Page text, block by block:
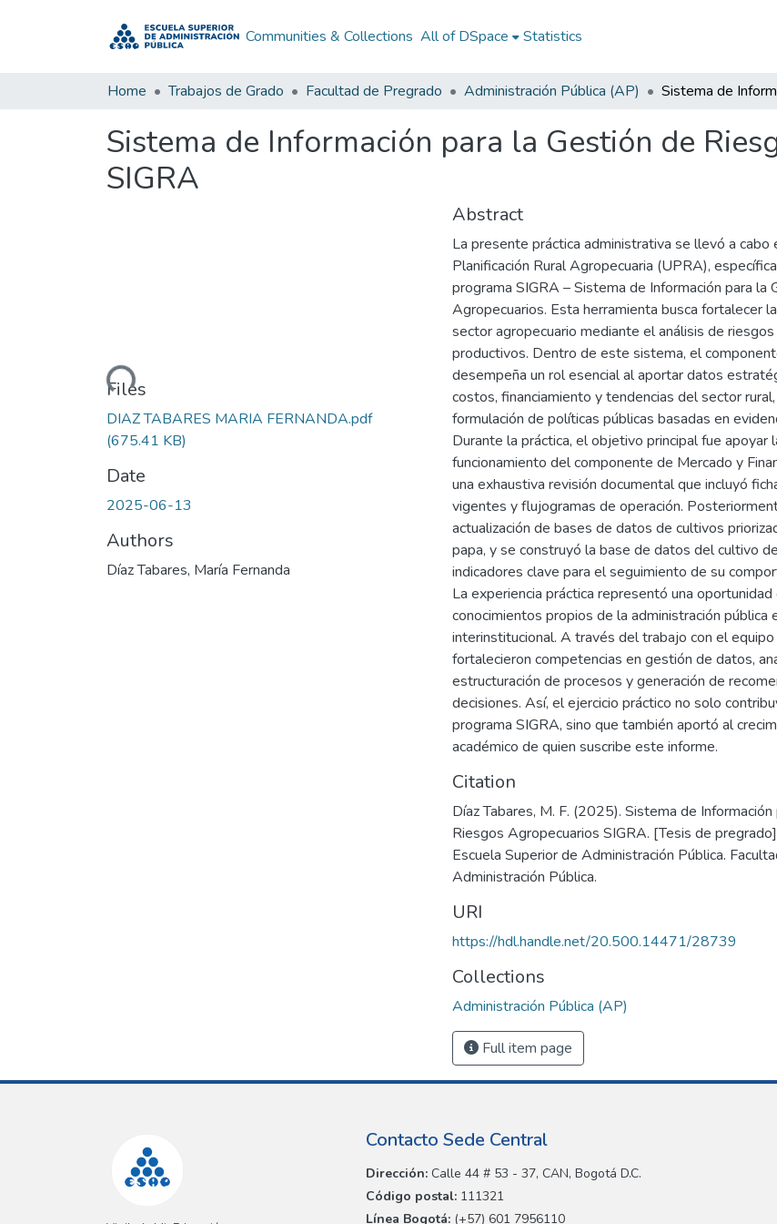
Communities & Collections All of DSpace Statistics
Home Trabajos de Grado Facultad de Pregrado Administración Pública (AP)
Sistema de Información para la Gestión de
SIGRA
Loading...
Files
DIAZ TABARES MARIA FERNANDA.pdf
(675.41 KB)
Date
2025-06-13
Authors
Díaz Tabares, María Fernanda
Abstract
La presente práctica administrativa se llevó a cabo
Planificación Rural Agropecuaria (UPRA),
programa SIGRA – Sistema de Información para la
Agropecuarios. Esta herramienta busca fortalecer
sector agropecuario mediante el análisis de
productivos. Dentro de este sistema, el
desempeña un rol esencial al aportar datos
costos, financiamiento y tendencias del sector
formulación de políticas públicas basadas en
Durante la práctica, el objetivo principal fue apoyar
funcionamiento del componente de Mercado y
una exhaustiva revisión documental que incluyó
vigentes y flujogramas de operación.
actualización de bases de datos de cultivos
papa, y se construyó la base de datos del cultivo
indicadores clave para el seguimiento de su
La experiencia práctica representó una
conocimientos propios de la administración pública
interinstitucional. A través del trabajo con el
fortalecieron competencias en gestión de datos,
estructuración de procesos y generación de
decisiones. Así, el ejercicio práctico no solo
programa SIGRA, sino que también aportó al
académico de quien suscribe este informe.
Citation
Díaz Tabares, M. F. (2025). Sistema de
Riesgos Agropecuarios SIGRA. [Tesis de
Escuela Superior de Administración Pública.
Administración Pública.
URI
https://hdl.handle.net/20.500.14471/28739
Collections
Administración Pública (AP)
Full item page
Contacto Sede Central
Dirección: Calle 44 # 53 - 37, CAN, Bogotá D.C.
Código postal: 111321
Línea Bogotá: (+57) 601 7956110